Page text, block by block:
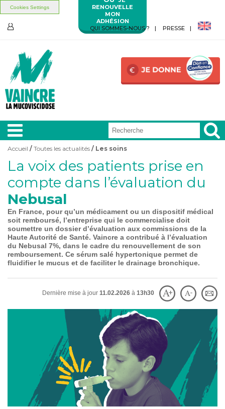
Cookies Settings
Aller au contenu principal
Aller au menu principal
RENOUVELLE
MON
ADHÉSION
QUI SOMMES-NOUS ?
PRESSE
A LA UNE
VIVRE AVEC
SOIGNER AUJOURD'HUI
GUÉRIR DEMAIN
DE COMBAT
Vous êtes ici
Accueil / Toutes les actualités / Les soins
La voix des patients prise en
compte dans l’évaluation du
Nebusal
En France, pour qu’un médicament ou un dispositif médical
soit remboursé, l’entreprise qui le commercialise doit
soumettre un dossier d’évaluation aux commissions de la
Haute Autorité de Santé. Vaincre a contribué à l’évaluation
du Nebusal 7%, dans le cadre du renouvellement de son
remboursement. Ce sérum salé hypertonique permet de
fluidifier le mucus et de faciliter le drainage bronchique.
Dernière mise à jour 11.02.2026 à 13h30